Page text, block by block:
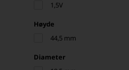
1,5V
Høyde
44,5 mm
Diameter